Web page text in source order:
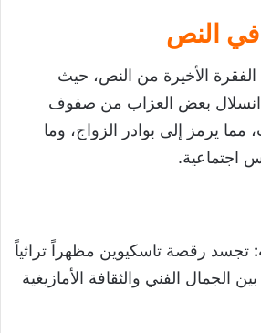
في النص
الأخيرة من النص، حيث
بعض العزاب من صفوف
مما يرمز إلى بوادر الزواج، وما
اجتماعية.
: تجسد رقصة تاسكيوين مظهراً تراثياً
الجمال الفني والثقافة الأمازيغية